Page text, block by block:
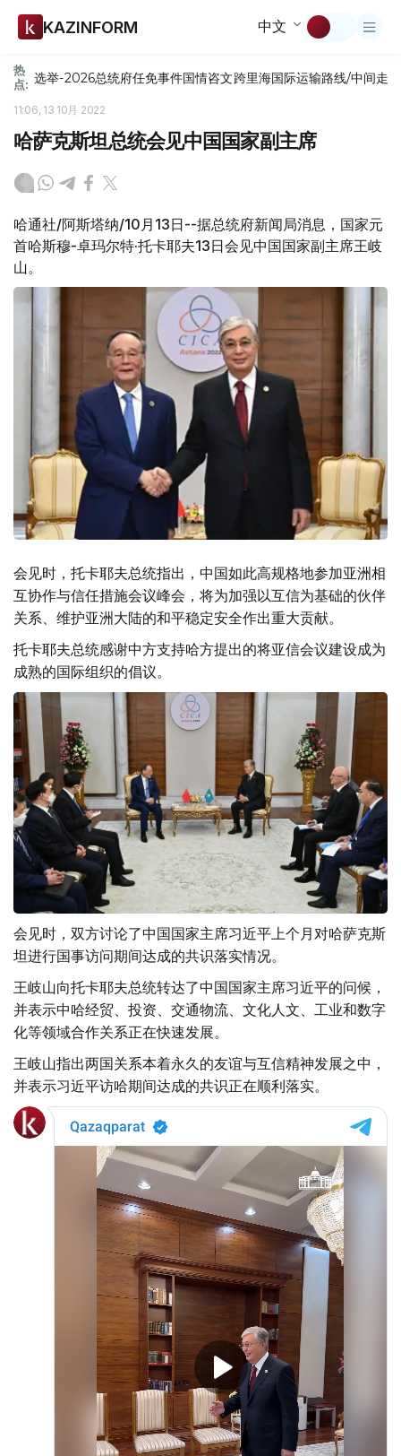
KAZINFORM 中文
热
点: 选举-2026总统府任免事件国情咨文跨里海国际运输路线/中间走廊
11:06, 13 10月 2022
哈萨克斯坦总统会见中国国家副主席
哈通社/阿斯塔纳/10月13日--据总统府新闻局消息，国家元
首哈斯穆-卓玛尔特·托卡耶夫13日会见中国国家副主席王岐
山。
会见时，托卡耶夫总统指出，中国如此高规格地参加亚洲相
互协作与信任措施会议峰会，将为加强以互信为基础的伙伴
关系、维护亚洲大陆的和平稳定安全作出重大贡献。
托卡耶夫总统感谢中方支持哈方提出的将亚信会议建设成为
成熟的国际组织的倡议。
会见时，双方讨论了中国国家主席习近平上个月对哈萨克斯
坦进行国事访问期间达成的共识落实情况。
王岐山向托卡耶夫总统转达了中国国家主席习近平的问候，
并表示中哈经贸、投资、交通物流、文化人文、工业和数字
化等领域合作关系正在快速发展。
王岐山指出两国关系本着永久的友谊与互信精神发展之中，
并表示习近平访哈期间达成的共识正在顺利落实。